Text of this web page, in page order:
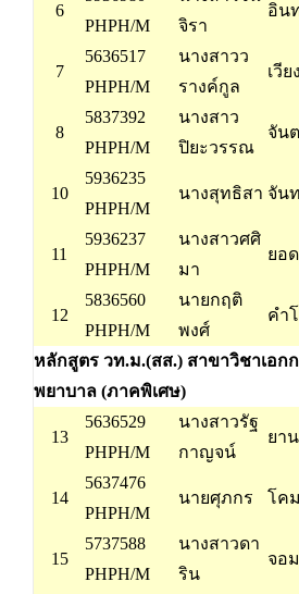
6
PHPH/M
จิรา
อิน
7
5636517
PHPH/M
นางสาวว
รางค์กูล
เวีย
8
5837392
PHPH/M
นางสาว
ปิยะวรรณ
จัน
10
5936235
PHPH/M
นางสุทธิสา จัน
11
5936237
PHPH/M
นางสาวศศิ
มา
ยอ
12
5836560
PHPH/M
นายกฤติ
พงศ์
คำ
หลักสูตร วท.ม.(สส.) สาขาวิชาเอก
พยาบาล (ภาคพิเศษ)
13
5636529
PHPH/M
นางสาวรัฐ
กาญจน์
ยา
14
5637476
PHPH/M
นายศุภกร โค
15
5737588
PHPH/M
นางสาวดา
ริน
จอ